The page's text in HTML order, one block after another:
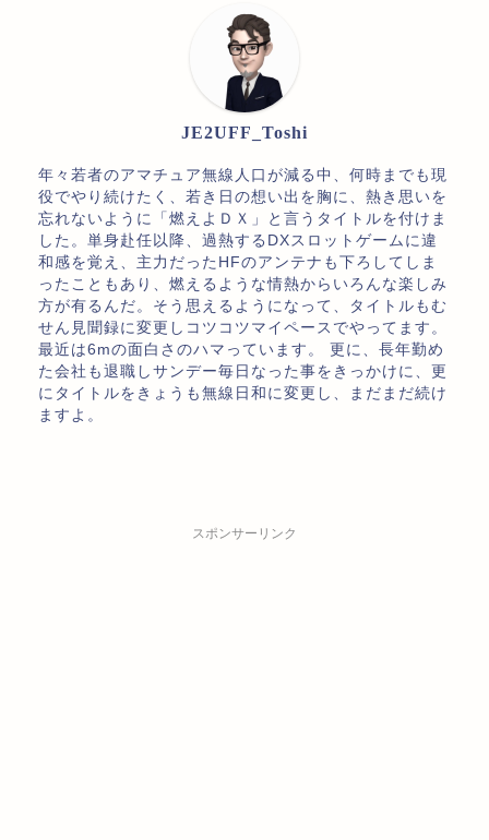
JE2UFF_Toshi
年々若者のアマチュア無線人口が減る中、何時までも現
役でやり続けたく、若き日の想い出を胸に、熱き思いを
忘れないように「燃えよＤＸ」と言うタイトルを付けま
した。単身赴任以降、過熱するDXスロットゲームに違
和感を覚え、主力だったHFのアンテナも下ろしてしま
ったこともあり、燃えるような情熱からいろんな楽しみ
方が有るんだ。そう思えるようになって、タイトルもむ
せん見聞録に変更しコツコツマイペースでやってます。
最近は6mの面白さのハマっています。 更に、長年勤め
た会社も退職しサンデー毎日なった事をきっかけに、更
にタイトルをきょうも無線日和に変更し、まだまだ続け
ますよ。
スポンサーリンク